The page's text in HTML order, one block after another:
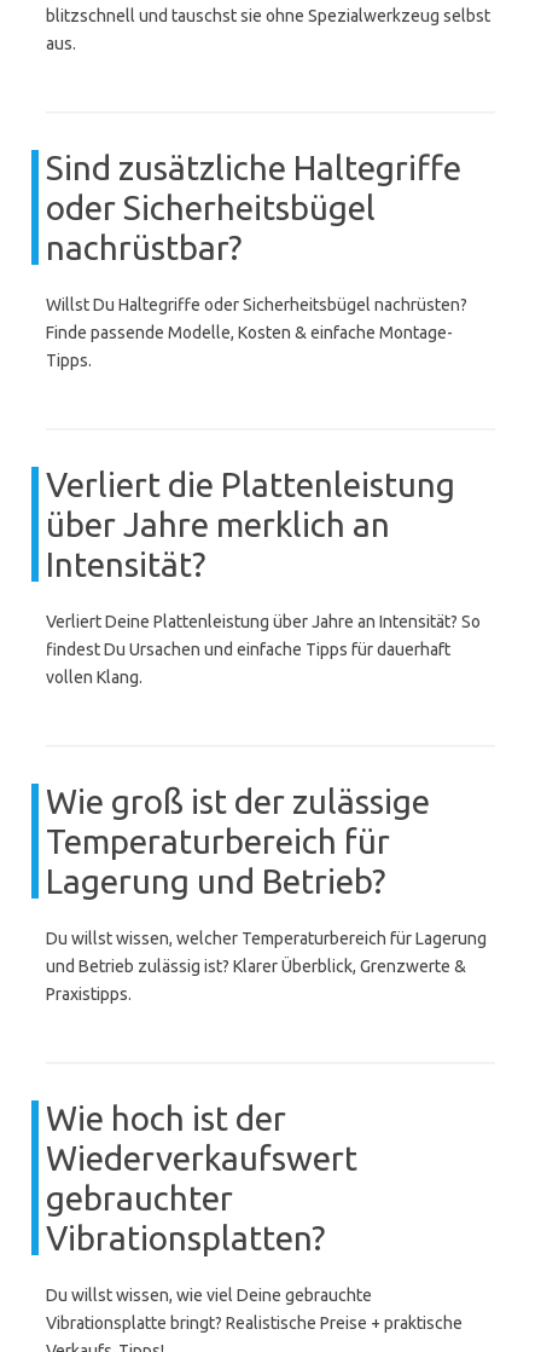
blitzschnell und tauschst sie ohne Spezialwerkzeug selbst
aus.
Sind zusätzliche Haltegriffe
oder Sicherheitsbügel
nachrüstbar?
Willst Du Haltegriffe oder Sicherheitsbügel nachrüsten?
Finde passende Modelle, Kosten & einfache Montage-
Tipps.
Verliert die Plattenleistung
über Jahre merklich an
Intensität?
Verliert Deine Plattenleistung über Jahre an Intensität? So
findest Du Ursachen und einfache Tipps für dauerhaft
vollen Klang.
Wie groß ist der zulässige
Temperaturbereich für
Lagerung und Betrieb?
Du willst wissen, welcher Temperaturbereich für Lagerung
und Betrieb zulässig ist? Klarer Überblick, Grenzwerte &
Praxistipps.
Wie hoch ist der
Wiederverkaufswert
gebrauchter
Vibrationsplatten?
Du willst wissen, wie viel Deine gebrauchte
Vibrationsplatte bringt? Realistische Preise + praktische